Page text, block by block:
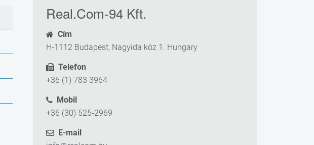
Real.Com-94 Kft.
Cím
H-1112 Budapest, Nagyida köz 1. Hungary
Telefon
+36 (1) 783 3964
Mobil
+36 (30) 525-2969
E-mail